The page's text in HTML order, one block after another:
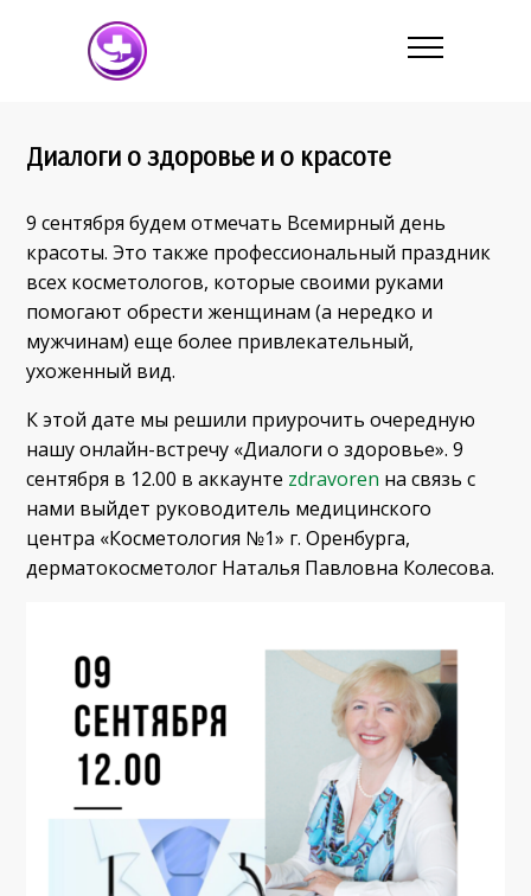
Диалоги о здоровье и о красоте
9 сентября будем отмечать Всемирный день
красоты. Это также профессиональный праздник
всех косметологов, которые своими руками
помогают обрести женщинам (а нередко и
мужчинам) еще более привлекательный,
ухоженный вид.
К этой дате мы решили приурочить очередную
нашу онлайн-встречу «Диалоги о здоровье». 9
сентября в 12.00 в аккаунте zdravoren на связь с
нами выйдет руководитель медицинского
центра «Косметология №1» г. Оренбурга,
дерматокосметолог Наталья Павловна Колесова.